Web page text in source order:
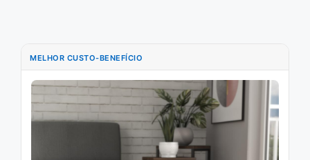
MELHOR CUSTO-BENEFÍCIO